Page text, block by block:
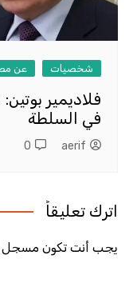
شخصيات عن
فلاديمير
في السلطة
aerif
0
اترك تعليقاً
يجب أنت تكون مسجل